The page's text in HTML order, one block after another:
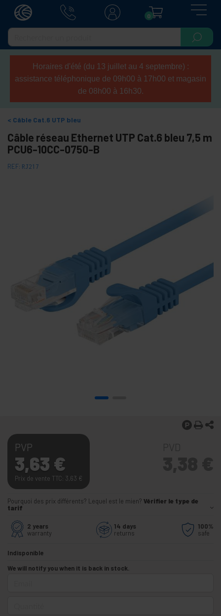
0
Horaires d'été (du 13 juillet au 4 septembre) :
assistance téléphonique de 09h00 à 17h00 et magasin
de 08h00 à 16h30.
Câble Cat.6 UTP bleu
Câble réseau Ethernet UTP Cat.6 bleu 7,5 m
PCU6-10CC-0750-B
REF: RJ217
PVP
3,63 €
Prix de vente TTC: 3,63 €
Pourquoi des prix différents? Lequel est le mien? Vérifier le type de
tarif
2 years
warranty
14 days
returns
100%
safe
Indisponible
We will notify you when it is back in stock.